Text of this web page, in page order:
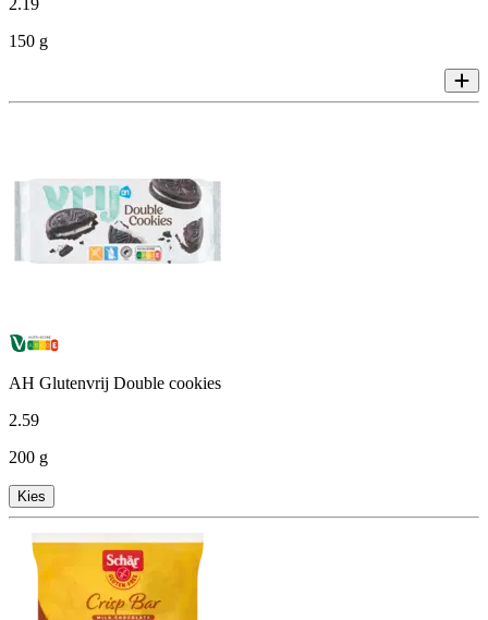
2.19
150 g
AH Glutenvrij Double cookies
2.59
200 g
Kies